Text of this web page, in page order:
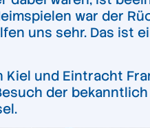
war der
uns sehr. Das ist
Kiel und Eintracht
der